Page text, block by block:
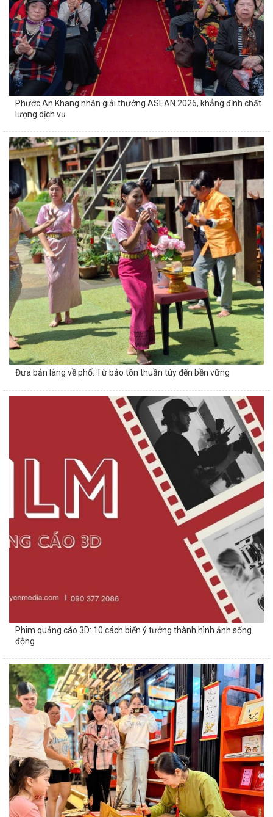
Phước An Khang nhận giải thưởng ASEAN 2026, khẳng định chất
lượng dịch vụ
Đưa bản làng về phố: Từ bảo tồn thuần túy đến bền vững
Phim quảng cáo 3D: 10 cách biến ý tưởng thành hình ảnh sống
động